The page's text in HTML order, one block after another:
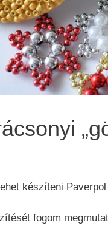
készíteni
fogom